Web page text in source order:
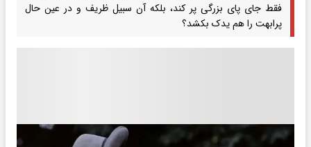
فقط جای پای بزرگی پر کند، بلکه آن سبیل ظریف و در عین حال
پرابهت را هم یدک بکشد؟